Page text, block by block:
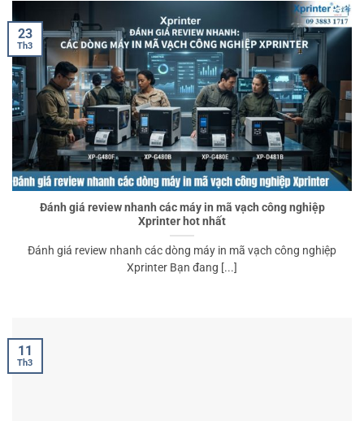
Đánh giá review nhanh các máy in mã vạch công nghiệp
Xprinter hot nhất
Đánh giá review nhanh các dòng máy in mã vạch công nghiệp
Xprinter Bạn đang [...]
23
Th3
11
Th3